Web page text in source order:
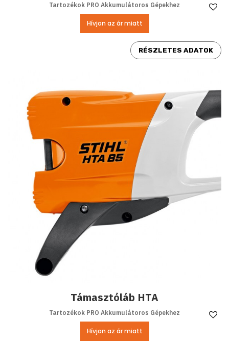
Tartozékok PRO Akkumulátoros Gépekhez
Hívjon az ár miatt
RÉSZLETES ADATOK
Támasztóláb HTA
Tartozékok PRO Akkumulátoros Gépekhez
Hívjon az ár miatt